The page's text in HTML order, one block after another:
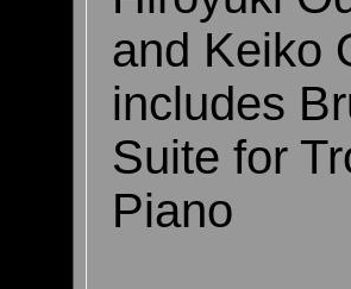
and Keiko
includes
Suite for
Piano